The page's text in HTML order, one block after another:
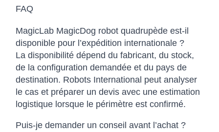
FAQ
MagicLab MagicDog robot quadrupède est-il
disponible pour l’expédition internationale ?
La disponibilité dépend du fabricant, du stock,
de la configuration demandée et du pays de
destination. Robots International peut analyser
le cas et préparer un devis avec une estimation
logistique lorsque le périmètre est confirmé.
Puis-je demander un conseil avant l’achat ?